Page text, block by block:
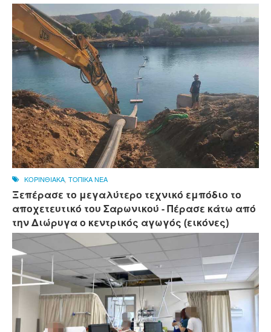
ΚΟΡΙΝΘΙΑΚΑ ΤΟΠΙΚΑ ΝΕΑ
Ξεπέρασε το μεγαλύτερο τεχνικό εμπόδιο το
αποχετευτικό του Σαρωνικού - Πέρασε κάτω από
την Διώρυγα ο κεντρικός αγωγός (εικόνες)